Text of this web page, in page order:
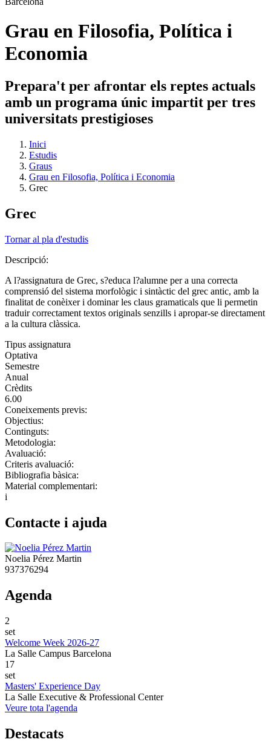
Grau en Filosofia, Política i
Economia
Prepara't per afrontar els reptes actuals
amb un programa únic impartit per tres
universitats prestigioses
Inici
Estudis
Graus
Grau en Filosofia, Política i Economia
Grec
Grec
Tornar al pla d'estudis
Descripció:
A l?assignatura de Grec, s?educa l?alumne per a una correcta
comprensió del sistema morfològic i sintàctic del grec antic, amb la
finalitat de conèixer i dominar les claus gramaticals que li permetin
traduir correctament textos originals senzills i apropar-se directament
a la cultura clàssica.
Tipus assignatura
Optativa
Semestre
Anual
Crèdits
6.00
Coneixements previs:
Objectius:
Continguts:
Metodologia:
Avaluació:
Criteris avaluació:
Bibliografia bàsica:
Material complementari:
i
Contacte i ajuda
Noelia Pérez Martin
937376294
Agenda
2
set
Welcome Week 2026-27
La Salle Campus Barcelona
17
set
Masters' Experience Day
La Salle Executive & Professional Center
Veure tota l'agenda
Destacats